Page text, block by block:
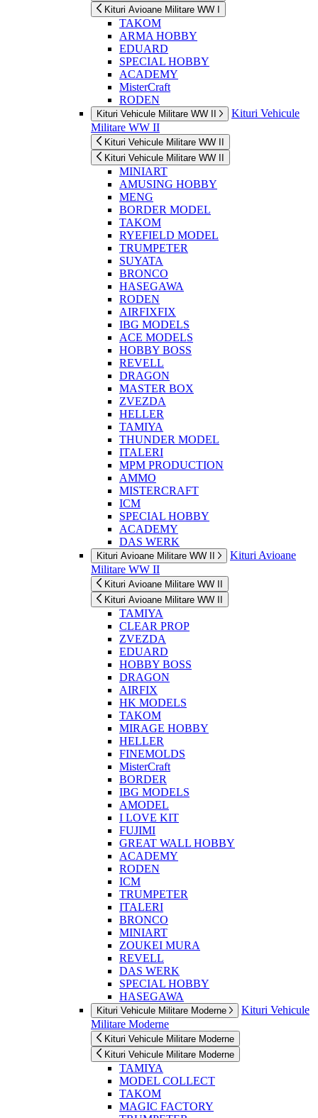
Kituri Avioane Militare WW I
TAKOM
ARMA HOBBY
EDUARD
SPECIAL HOBBY
ACADEMY
MisterCraft
RODEN
Kituri Vehicule Militare WW II
Kituri Vehicule
Militare WW II
Kituri Vehicule Militare WW II
Kituri Vehicule Militare WW II
MINIART
AMUSING HOBBY
MENG
BORDER MODEL
TAKOM
RYEFIELD MODEL
TRUMPETER
SUYATA
BRONCO
HASEGAWA
RODEN
AIRFIXFIX
IBG MODELS
ACE MODELS
HOBBY BOSS
REVELL
DRAGON
MASTER BOX
ZVEZDA
HELLER
TAMIYA
THUNDER MODEL
ITALERI
MPM PRODUCTION
AMMO
MISTERCRAFT
ICM
SPECIAL HOBBY
ACADEMY
DAS WERK
Kituri Avioane Militare WW II
Kituri Avioane
Militare WW II
Kituri Avioane Militare WW II
Kituri Avioane Militare WW II
TAMIYA
CLEAR PROP
ZVEZDA
EDUARD
HOBBY BOSS
DRAGON
AIRFIX
HK MODELS
TAKOM
MIRAGE HOBBY
HELLER
FINEMOLDS
MisterCraft
BORDER
IBG MODELS
AMODEL
I LOVE KIT
FUJIMI
GREAT WALL HOBBY
ACADEMY
RODEN
ICM
TRUMPETER
ITALERI
BRONCO
MINIART
ZOUKEI MURA
REVELL
DAS WERK
SPECIAL HOBBY
HASEGAWA
Kituri Vehicule Militare Moderne
Kituri Vehicule
Militare Moderne
Kituri Vehicule Militare Moderne
Kituri Vehicule Militare Moderne
TAMIYA
MODEL COLLECT
TAKOM
MAGIC FACTORY